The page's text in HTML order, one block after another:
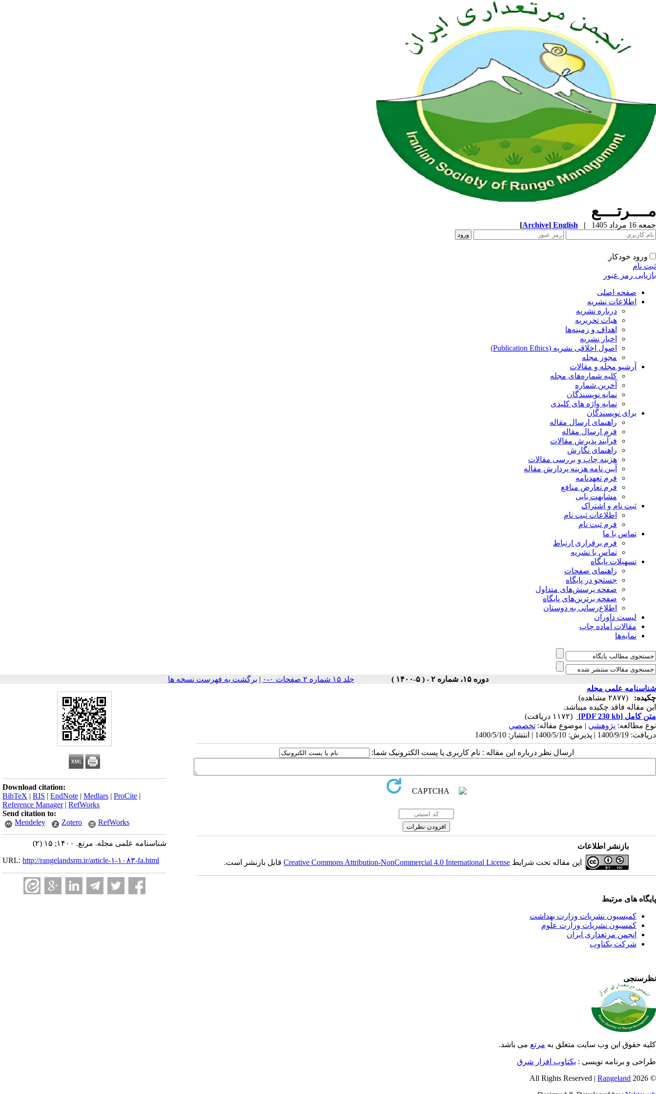
مــــرتــــع
جمعه 16 مرداد 1405 |
English
[Archive]
ورود خودکار
ثبت نام
بازیابی رمز عبور
صفحه اصلی
اطلاعات نشریه
درباره نشریه
هیات تحریریه
اهداف و زمینه‌ها
اخبار نشریه
اصول اخلاقی نشریه (Publication Ethics)
مجوز مجله
آرشیو مجله و مقالات
کلیه شماره‌های مجله
آخرین شماره
نمایه نویسندگان
نمایه واژه های کلیدی
برای نویسندگان
راهنمای ارسال مقاله
فرم ارسال مقاله
فرآیند پذیرش مقالات
راهنمای نگارش
هزینه چاپ و بررسی مقالات
آیین نامه هزینه پردازش مقاله
فرم تعهدنامه
فرم تعارض منافع
مشابهت یابی
ثبت نام و اشتراک
اطلاعات ثبت نام
فرم ثبت نام
تماس با ما
فرم برقراری ارتباط
تماس با نشریه
تسهیلات پایگاه
راهنمای صفحات
جستجو در پایگاه
صفحه پرسش‌های متداول
صفحه برترین‌های پایگاه
اطلاع‌رسانی به دوستان
لیست داوران
مقالات آماده چاپ
نمایه‌ها
دوره ۱۵، شماره ۲ - ( ۵-۱۴۰۰ ) جلد ۱۵ شماره ۲ صفحات ۰-۰ | برگشت به فهرست نسخه ها
Download citation:
BibTeX | RIS | EndNote | Medlars | ProCite |
Reference Manager| RefWorks
Send citation to:
Mendeley
Zotero RefWorks
شناسنامه علمی مجله. مرتع. ۱۴۰۰; ۱۵ (۲)
URL: http://rangelandsrm.ir/article-۱-۱۰۸۳-fa.html
شناسنامه علمی مجله
چکیده:
(۲۸۷۷ مشاهده)
این مقاله فاقد چکیده می​باشد.
متن کامل [PDF 230 kb]
(۱۱۷۲ دریافت)
نوع مطالعه: پژوهشي | موضوع مقاله: تخصصي
دریافت: 1400/9/19 | پذیرش: 1400/5/10 | انتشار: 1400/5/10
ارسال نظر درباره این مقاله : نام کاربری یا پست الکترونیک شما:
بازنشر اطلاعات
این مقاله تحت شرایط Creative Commons Attribution-NonCommercial 4.0 International Licenseقابل بازنشر است.
پایگاه های مرتبط
کمیسیون نشریات وزارت بهداشت
کمسیون نشریات وزارت علوم
انجمن مرتعداری ایران
شرکت یکتاوب
نظرسنجی
کلیه حقوق این وب سایت متعلق به مرتع می باشد.
طراحی و برنامه نویسی : یکتاوب افزار شرق
© 2026 All Rights Reserved |
Rangeland